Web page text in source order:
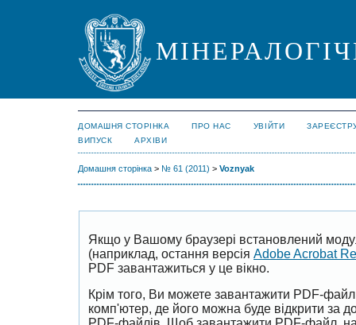
ДОМАШНЯ СТОРІНКА ПРО НАС УВІЙТИ
ВИПУСК
АРХІВИ
Домашня сторінка > № 61 (2011) > Voznyak
Якщо у Вашому браузері встановлений
(наприклад, остання версія Adobe Acrobat
PDF завантажиться у це вікно.
Крім того, Ви можете завантажити PDF-
комп'ютер, де його можна буде відкрити за